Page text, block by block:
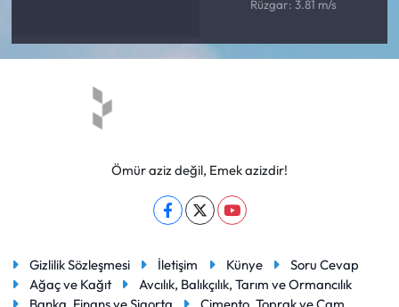
Rüzgar: 3.81 m/s
Ömür aziz değil, Emek azizdir!
Gizlilik Sözleşmesi İletişim Künye
Soru Cevap
Ağaç ve Kağıt
Avcılık, Balıkçılık, Tarım ve Ormancılık
Banka, Finans ve Sigorta
Çimento, Toprak ve Cam